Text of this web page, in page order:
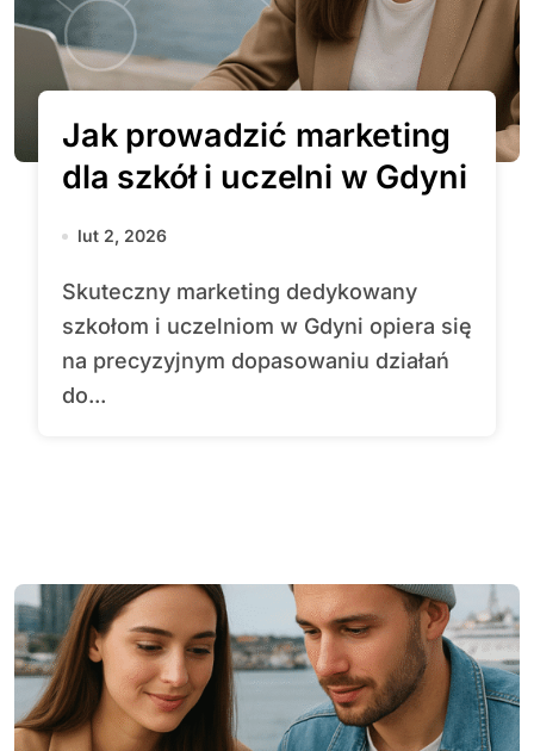
Jak prowadzić marketing
dla szkół i uczelni w Gdyni
lut 2, 2026
Skuteczny marketing dedykowany
szkołom i uczelniom w Gdyni opiera się
na precyzyjnym dopasowaniu działań
do...